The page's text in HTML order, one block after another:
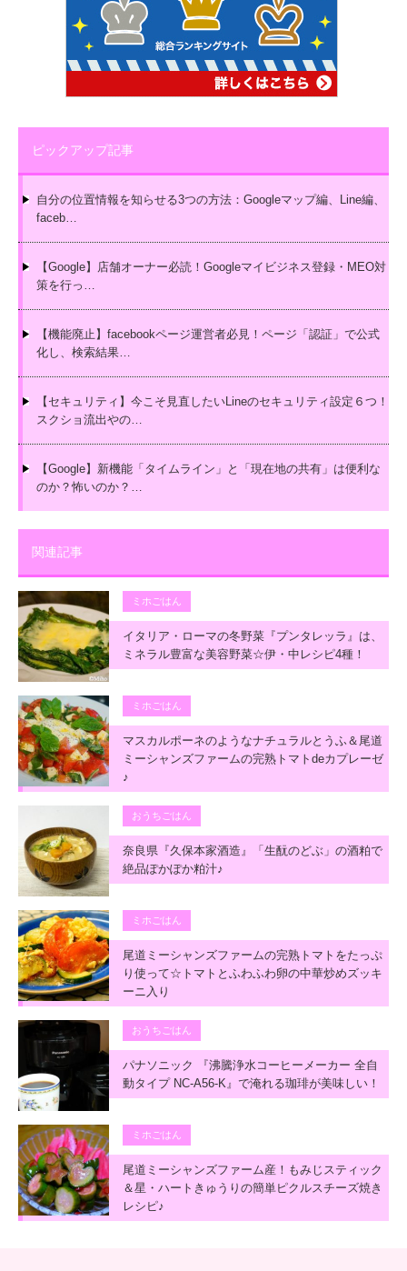
ピックアップ記事
自分の位置情報を知らせる3つの方法：Googleマップ編、Line編、
faceb…
【Google】店舗オーナー必読！Googleマイビジネス登録・MEO対
策を行っ…
【機能廃止】facebookページ運営者必見！ページ「認証」で公式
化し、検索結果…
【セキュリティ】今こそ見直したいLineのセキュリティ設定６つ！
スクショ流出やの…
【Google】新機能「タイムライン」と「現在地の共有」は便利な
のか？怖いのか？…
関連記事
ミホごはん
イタリア・ローマの冬野菜『プンタレッラ』は、
ミネラル豊富な美容野菜☆伊・中レシピ4種！
ミホごはん
マスカルポーネのようなナチュラルとうふ＆尾道
ミーシャンズファームの完熟トマトdeカプレーゼ
♪
おうちごはん
奈良県『久保本家酒造』「生酛のどぶ」の酒粕で
絶品ぽかぽか粕汁♪
ミホごはん
尾道ミーシャンズファームの完熟トマトをたっぷ
り使って☆トマトとふわふわ卵の中華炒めズッキ
ーニ入り
おうちごはん
パナソニック 『沸騰浄水コーヒーメーカー 全自
動タイプ NC-A56-K』で淹れる珈琲が美味しい！
ミホごはん
尾道ミーシャンズファーム産！もみじスティック
＆星・ハートきゅうりの簡単ピクルスチーズ焼き
レシピ♪